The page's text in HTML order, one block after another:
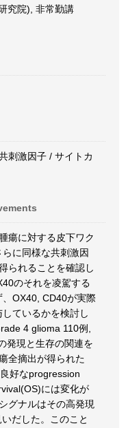
究院), 非常勤講
刺激因子 / サイトカ
瘍に対する皮下ワク
に同様な共刺激因
られることを確認し
のそれを凌駕する
OX40, CD40が実際
ているかを検討し
4 glioma 110例,
発現と生存の関連を
全摘出が得られた
好なprogression
には変化が
グナルはその高発現
だした。このこと